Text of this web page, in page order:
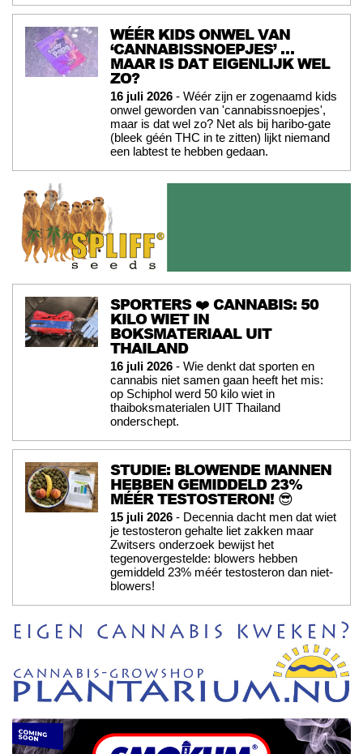
WÉÉR KIDS ONWEL VAN
‘CANNABISSNOEPJES’ …
MAAR IS DAT EIGENLIJK WEL
ZO?
16 juli 2026 - Wéér zijn er zogenaamd kids
onwel geworden van 'cannabissnoepjes',
maar is dat wel zo? Net als bij haribo-gate
(bleek géén THC in te zitten) lijkt niemand
een labtest te hebben gedaan.
SPORTERS ❤️ CANNABIS: 50
KILO WIET IN
BOKSMATERIAAL UIT
THAILAND
16 juli 2026 - Wie denkt dat sporten en
cannabis niet samen gaan heeft het mis:
op Schiphol werd 50 kilo wiet in
thaiboksmaterialen UIT Thailand
onderschept.
STUDIE: BLOWENDE MANNEN
HEBBEN GEMIDDELD 23%
MÉÉR TESTOSTERON! 😎
15 juli 2026 - Decennia dacht men dat wiet
je testosteron gehalte liet zakken maar
Zwitsers onderzoek bewijst het
tegenovergestelde: blowers hebben
gemiddeld 23% méér testosteron dan niet-
blowers!